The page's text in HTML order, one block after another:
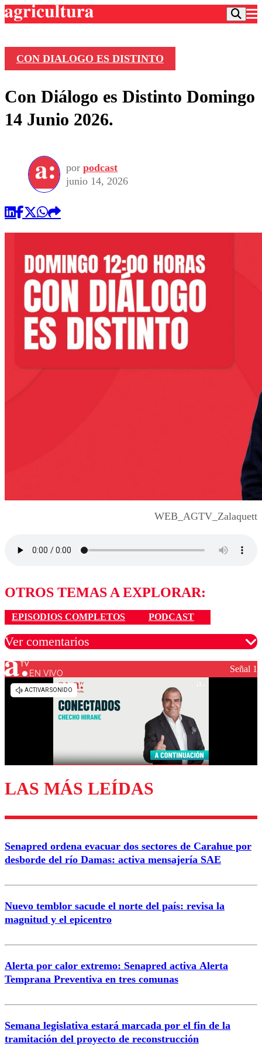
Frecuencias
Agricultura TV
Deportes
Motor
Otros Deportes
Universidad de Chile
Dato Practico
Sustentabilidad
Vida Social
Publicaciones en medios
Comercial
CON DIALOGO ES DISTINTO
Con Diálogo es Distinto Domingo
14 Junio 2026.
por podcast
junio 14, 2026
WEB_AGTV_Zalaquett
OTROS TEMAS A EXPLORAR:
EPISODIOS COMPLETOS PODCAST
Ver comentarios
Los comentarios son moderados para garantizar un
diálogo respetuoso.
Enviar comentario
EN VIVO Señal 1
LAS MÁS LEÍDAS
Senapred ordena evacuar dos sectores de Carahue por
desborde del río Damas: activa mensajería SAE
Nuevo temblor sacude el norte del país: revisa la
magnitud y el epicentro
Alerta por calor extremo: Senapred activa Alerta
Temprana Preventiva en tres comunas
Semana legislativa estará marcada por el fin de la
tramitación del proyecto de reconstrucción